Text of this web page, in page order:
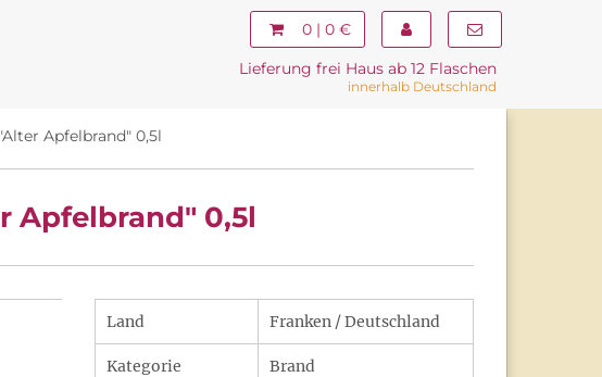
0 | 0 €
Lieferung frei Haus ab 12 Flaschen
innerhalb Deutschland
Apfelbrand" 0,5l
Apfelbrand" 0,5l
Land Franken / Deutschland
Kategorie Brand